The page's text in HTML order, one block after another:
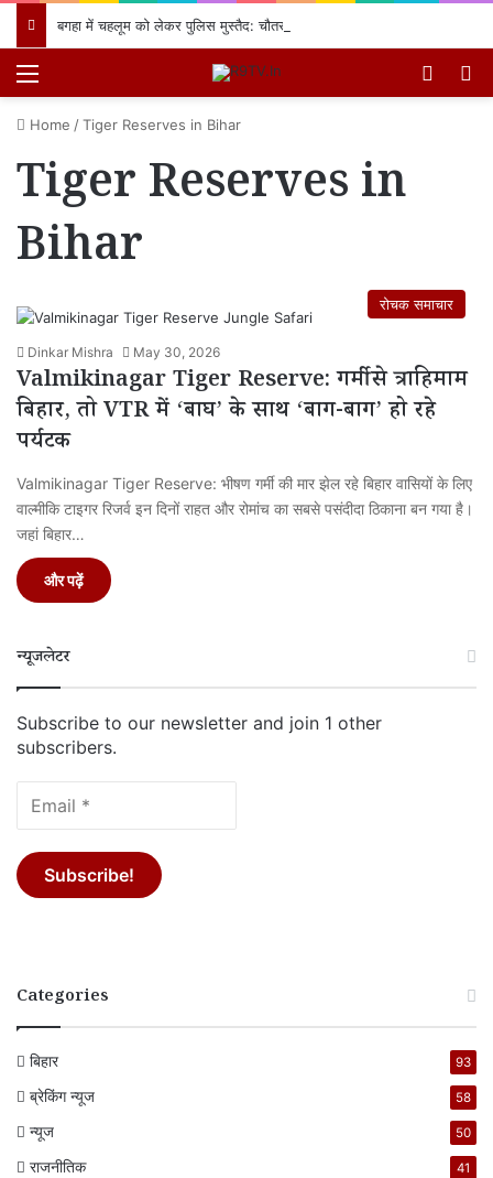
Home /Tiger Reserves in Bihar
Tiger Reserves in
Bihar
रोचक समाचार
Dinkar Mishra May 30, 2026
Valmikinagar Tiger Reserve: गर्मी से त्राहिमाम
बिहार, तो VTR में ‘बाघ’ के साथ ‘बाग-बाग’ हो रहे
पर्यटक
Valmikinagar Tiger Reserve: भीषण गर्मी की मार झेल रहे बिहार वासियों के लिए
वाल्मीकि टाइगर रिजर्व इन दिनों राहत और रोमांच का सबसे पसंदीदा ठिकाना बन गया है।
जहां बिहार…
और पढ़ें
न्यूजलेटर
Subscribe to our newsletter and join 1 other
subscribers.
Categories
बिहार 93
ब्रेकिंग न्यूज 58
न्यूज 50
राजनीतिक 41